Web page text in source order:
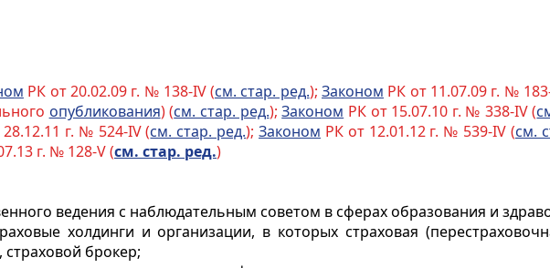
РК от 20.02.09 г. № 138-IV (см. стар. ред.); Законом РК от 11.07.09 г. №
опубликования) (см. стар. ред.);Законом РК от 15.07.10 г. № 338-IV (
г. № 524-IV (см. стар. ред.);Законом РК от 12.01.12 г. № 539-IV (см.
г. № 128-V (см. стар. ред.)
ведения с наблюдательным советом в сферах образования и
холдинги и организации, в которых страховая
брокер;